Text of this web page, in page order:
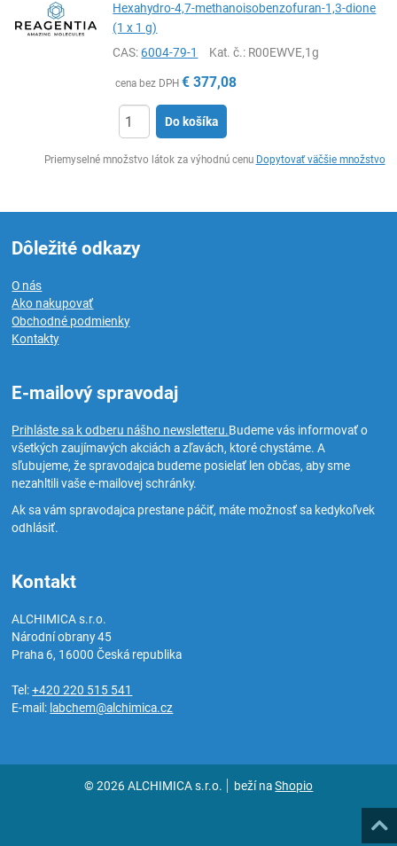
Hexahydro-4,7-methanoisobenzofuran-1,3-dione
(1 x 1 g)
CAS:6004-79-1 Kat. č.: R00EWVE,1g
cena bez DPH € 377,08
Do košíka
Priemyselné množstvo látok za výhodnú cenu Dopytovať väčšie množstvo
Dôležité odkazy
O nás
Ako nakupovať
Obchodné podmienky
Kontakty
E-mailový spravodaj
Prihláste sa k odberu nášho newsletteru.Budeme vás informovať o
všetkých zaujímavých akciách a zľavách, ktoré chystáme. A
sľubujeme, že spravodajca budeme posielať len občas, aby sme
nezahltili vaše e-mailovej schránky.
Ak sa vám spravodajca prestane páčiť, máte možnosť sa kedykoľvek
odhlásiť.
Kontakt
ALCHIMICA s.r.o.
Národní obrany 45
Praha 6, 16000Česká republika
Tel:+420 220 515 541
E-mail: labchem@alchimica.cz
© 2026 ALCHIMICA s.r.o. beží naShopio
Hore